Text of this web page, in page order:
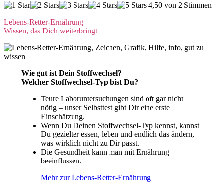
4,50 von 2 Stimmen
Lebens-Retter-Ernährung
Wissen, das Dich weiterbringt
Wie gut ist Dein Stoffwechsel?
Welcher Stoffwechsel-Typ bist Du?
Teure Laboruntersuchungen sind oft gar nicht
nötig – unser Selbsttest gibt Dir eine erste
Einschätzung.
Wenn Du Deinen Stoffwechsel-Typ kennst, kannst
Du gezielter essen, leben und endlich das ändern,
was wirklich nicht zu Dir passt.
Die Gesundheit kann man mit Ernährung
beeinflussen.
Mehr zur Lebens-Retter-Ernährung